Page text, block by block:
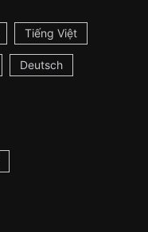
Tiếng Việt
Deutsch